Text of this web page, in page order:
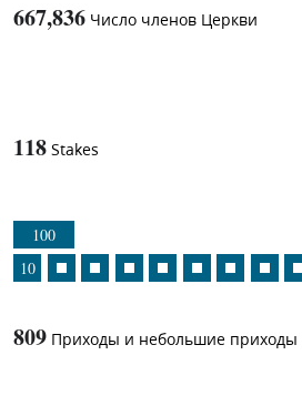
667,836 Число членов Церкви
118 Stakes
100
10
809 Приходы и небольшие приходы